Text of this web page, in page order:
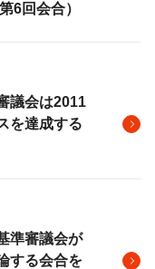
6回会合）
議会は2011
を達成する
準審議会が
する会合を